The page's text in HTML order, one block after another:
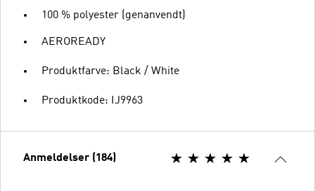
100 % polyester (genanvendt)
AEROREADY
Produktfarve: Black / White
Produktkode: IJ9963
Anmeldelser (184)